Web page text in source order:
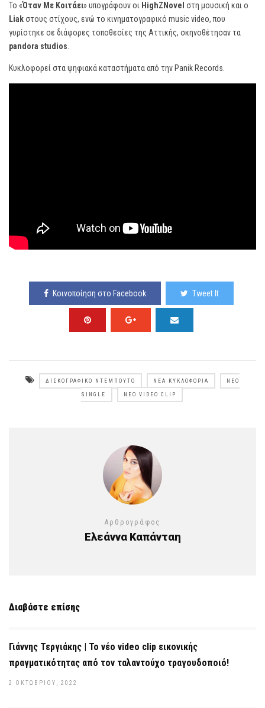
Το «Όταν Με Κοιτάει» υπογράφουν οι HighZNovel στη μουσική και ο
Liakστους στίχους, ενώ το κινηματογραφικό music video, που
γυρίστηκε σε διάφορες τοποθεσίες της Αττικής, σκηνοθέτησαν τα
pandora studios
Κυκλοφορεί στα ψηφιακά καταστήματα από την Panik Records.
Κοινοποίηση στο Facebook Tweet It
ΔΙΣΚΟΓΡΑΦΙΚΌ ΝΤΕΜΠΟΎΤΟ ΝΈΑ ΚΥΚΛΟΦΟΡΊΑ ΝΈΟ
SINGLE ΝΈΟ VIDEO CLIP
Αρθρογράφος
Ελεάννα Καπάνταη
Διαβάστε επίσης
Γιάννης Τεργιάκης | Το νέο video clip εικονικής
πραγματικότητας από τον ταλαντούχο τραγουδοποιό!
2 ΟΚΤΩΒΡΊΟΥ, 2022